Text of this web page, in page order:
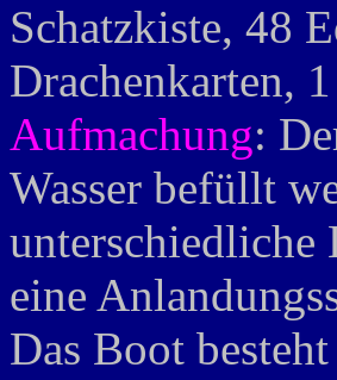
Schatzkiste, 48
Drachenkarten,
Aufmachung:
Wasser befüllt
unterschiedliche
eine
Das Boot